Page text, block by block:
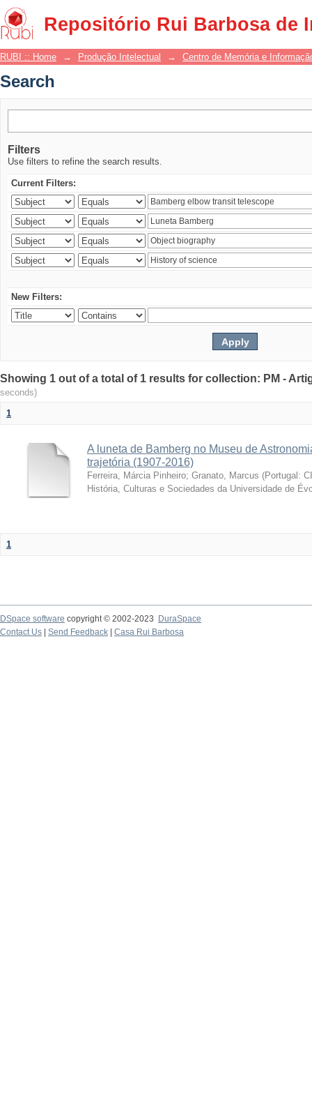
Repositório Rui Barbosa de
Search
RUBI :: Home → Produção Intelectual → Centro de Memória e
Search
Filters
Use filters to refine the search results.
Current Filters:
New Filters:
Showing 1 out of a total of 1 results for collection: PM -
seconds)
1
A luneta de Bamberg no Museu de
trajetória (1907-2016)
Ferreira, Márcia Pinheiro; Granato, Marcus (Portugal:
História, Culturas e Sociedades da Universidade de
1
DSpace software copyright © 2002-2023
DuraSpace
Contact Us
Send Feedback Casa Rui Barbosa